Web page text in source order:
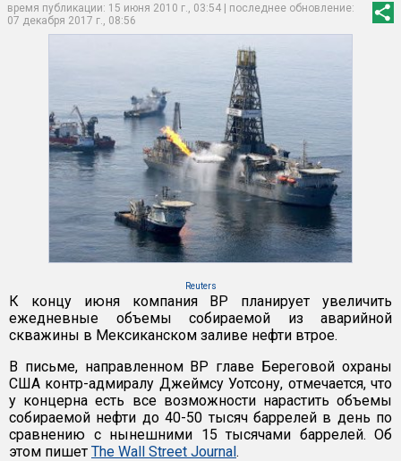
время публикации: 15 июня 2010 г., 03:54 | последнее обновление:
07 декабря 2017 г., 08:56
Reuters
К концу июня компания BP планирует увеличить
ежедневные объемы собираемой из аварийной
скважины в Мексиканском заливе нефти втрое.
В письме, направленном BP главе Береговой охраны
США контр-адмиралу Джеймсу Уотсону, отмечается, что
у концерна есть все возможности нарастить объемы
собираемой нефти до 40-50 тысяч баррелей в день по
сравнению с нынешними 15 тысячами баррелей. Об
этом пишет The Wall Street Journal.